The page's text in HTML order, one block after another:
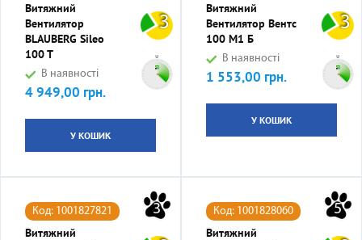
3
Витяжний
Вентилятор
BLAUBERG Sileo
100 T
В наявності
Ціна
4 949,00 грн.
У КОШИК
3
Витяжний
Вентилятор Вентс
100 М1 Б
В наявності
Ціна
1 553,00 грн.
У КОШИК
3
Код: 1001827821
Витяжний
5
Код: 1001828060
Витяжний